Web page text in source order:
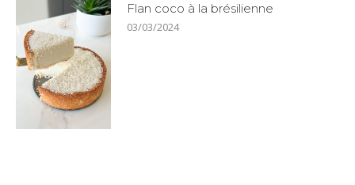
Flan coco à la brésilienne
03/03/2024